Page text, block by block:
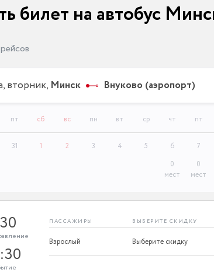
билет на автобус
вторник, Минск Внуково (аэропорт)
пт
31
сб
1
вс
2
пн
3
вт
4
ср
5
чт
6
0
мест
пт
7
0
мест
ПАССАЖИРЫ ВЫБЕРИТЕ СКИДКУ
Взрослый